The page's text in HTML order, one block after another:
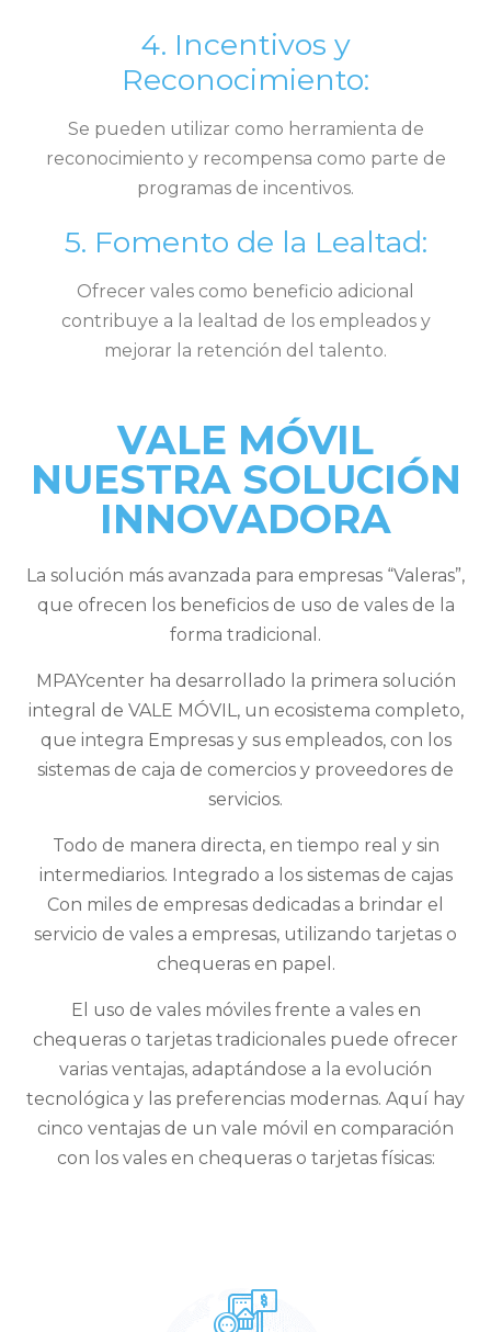
4. Incentivos y
Reconocimiento:
Se pueden utilizar como herramienta de
reconocimiento y recompensa como parte de
programas de incentivos.
5. Fomento de la Lealtad:
Ofrecer vales como beneficio adicional
contribuye a la lealtad de los empleados y
mejorar la retención del talento.
VALE MÓVIL
NUESTRA SOLUCIÓN
INNOVADORA
La solución más avanzada para empresas “Valeras”,
que ofrecen los beneficios de uso de vales de la
forma tradicional.
MPAYcenter ha desarrollado la primera solución
integral de VALE MÓVIL, un ecosistema completo,
que integra Empresas y sus empleados, con los
sistemas de caja de comercios y proveedores de
servicios.
Todo de manera directa, en tiempo real y sin
intermediarios. Integrado a los sistemas de cajas
Con miles de empresas dedicadas a brindar el
servicio de vales a empresas, utilizando tarjetas o
chequeras en papel.
El uso de vales móviles frente a vales en
chequeras o tarjetas tradicionales puede ofrecer
varias ventajas, adaptándose a la evolución
tecnológica y las preferencias modernas. Aquí hay
cinco ventajas de un vale móvil en comparación
con los vales en chequeras o tarjetas físicas: